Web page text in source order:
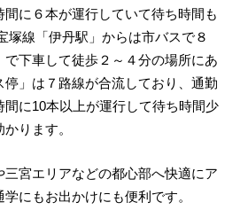
に６本が運行していて待ち時間も
塚線「伊丹駅」からは市バスで８
下車して徒歩２～４分の場所にあ
停」は７路線が合流しており、通勤
に10本以上が運行して待ち時間少
ります。
三宮エリアなどの都心部へ快適にア
にもお出かけにも便利です。